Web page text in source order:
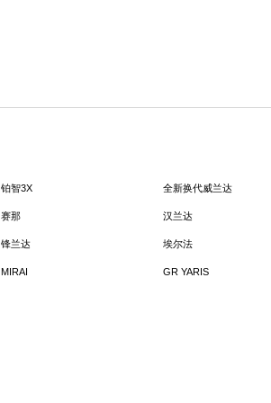
铂智3X 全新换代威兰达
赛那 汉兰达
锋兰达 埃尔法
MIRAI GR YARIS